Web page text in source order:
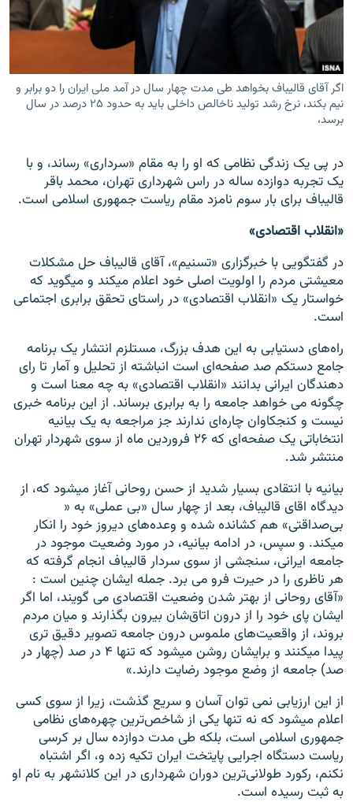
زبان‌های دیگر
اگر آقای قالیباف بخواهد طی مدت چهار سال در آمد ملی ایران را دو برابر و
نیم بکند، نرخ رشد تولید ناخالص داخلی باید به حدود ۲۵ درصد در سال
برسد،
در پی یک زندگی نظامی که او را به مقام «سرداری» رساند، و با
یک تجربه دوازده ساله در راس شهرداری تهران، محمد باقر
قالیباف برای بار سوم نامزد مقام ریاست جمهوری اسلامی است.
«انقلاب اقتصادی»
در گفتگویی با خبرگزاری «تسنیم»، آقای قالیباف حل مشکلات
معیشتی مردم را اولویت اصلی خود اعلام میکند و میگوید که
خواستار یک «انقلاب اقتصادی» در راستای تحقق برابری اجتماعی
است.
راه‌های دستیابی به این هدف بزرگ، مستلزم انتشار یک برنامه
جامع دستکم صد صفحه‌ای است انباشته از تحلیل و آمار تا رای
دهندگان ایرانی بدانند «انقلاب اقتصادی» به چه معنا است و
چگونه می خواهد جامعه را به برابری برساند. از این برنامه خبری
نیست و کنجکاوان چاره‌ای ندارند جز مراجعه به یک بیانیه
انتخاباتی یک صفحه‌ای که ۲۶ فروردین ماه از سوی شهردار تهران
منتشر شد.
بیانیه با انتقادی بسیار شدید از حسن روحانی آغاز میشود که، از
دیدگاه اقای قالیباف، بعد از چهار سال «بی عملی» به «
بی‌صداقتی» هم کشانده شده و وعده‌های دیروز خود را انکار
میکند. و سپس، در ادامه بیانیه، در مورد وضعیت موجود در
جامعه ایرانی، سنجشی از سوی سردار قالیباف انجام گرفته که
هر ناظری را در حیرت فرو می برد. جمله ایشان چنین است :
«آقای روحانی از بهتر شدن وضعیت اقتصادی می گویند، اما اگر
ایشان پای خود را از درون اتاق‌شان بیرون بگذارند و میان مردم
بروند، از واقعیت‌های ملموس درون جامعه تصویر دقیق تری
پیدا میکنند و برایشان روشن میشود که تنها ۴ در صد (چهار در
صد) جامعه از وضع موجود رضایت دارند.»
از این ارزیابی نمی توان آسان و سریع گذشت، زیرا از سوی کسی
اعلام میشود که نه تنها یکی از شاخص‌ترین چهره‌های نظامی
جمهوری اسلامی است، بلکه طی مدت دوازده سال بر کرسی
ریاست دستگاه اجرایی پایتخت ایران تکیه زده و، اگر اشتباه
نکنم، رکورد طولانی‌ترین دوران شهرداری در این کلانشهر به نام او
به ثبت رسیده است.